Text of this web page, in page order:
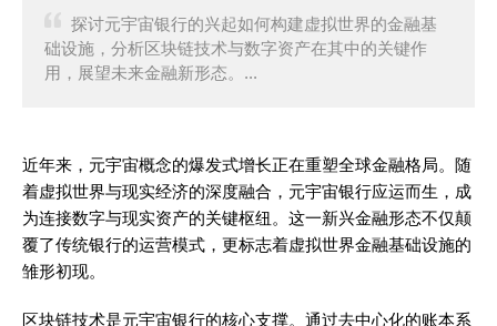
探讨元宇宙银行的兴起如何构建虚拟世界的金融基
础设施，分析区块链技术与数字资产在其中的关键作
用，展望未来金融新形态。...
近年来，元宇宙概念的爆发式增长正在重塑全球金融格局。随
着虚拟世界与现实经济的深度融合，元宇宙银行应运而生，成
为连接数字与现实资产的关键枢纽。这一新兴金融形态不仅颠
覆了传统银行的运营模式，更标志着虚拟世界金融基础设施的
雏形初现。
区块链技术是元宇宙银行的核心支撑。通过去中心化的账本系